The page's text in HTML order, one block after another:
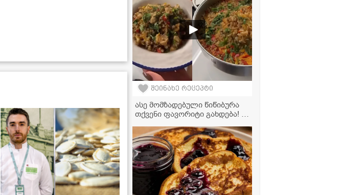
შეინახე რეცეპტი
ასე მომზადებული წიწიბურა
თქვენი ფავორიტი გახდება! -
მარტივი რეცეპტი